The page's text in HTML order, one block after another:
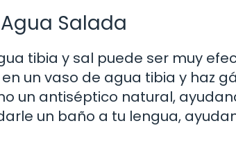
Salada
tibia y sal puede ser muy
un vaso de agua tibia y haz
un antiséptico natural,
un baño a tu lengua,